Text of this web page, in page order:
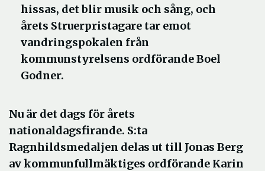
hissas, det blir musik och sång, och
årets Struerpristagare tar emot
vandringspokalen från
kommunstyrelsens ordförande Boel
Godner.
Nu är det dags för årets
nationaldagsfirande. S:ta
Ragnhildsmedaljen delas ut till Jonas Berg
av kommunfullmäktiges ordförande Karin